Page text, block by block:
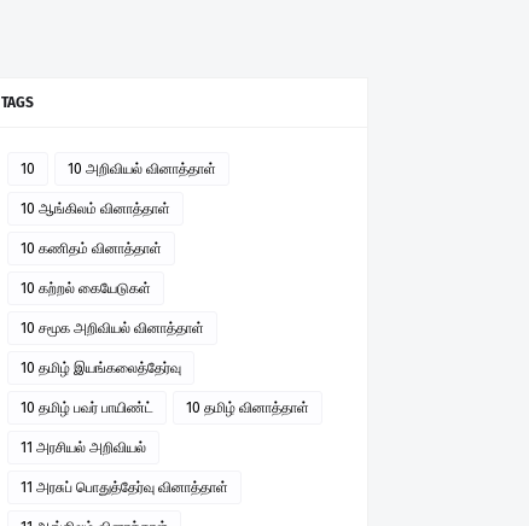
TAGS
10 10 அறிவியல் வினாத்தாள்
10 ஆங்கிலம் வினாத்தாள்
10 கணிதம் வினாத்தாள்
10 கற்றல் கையேடுகள்
10 சமூக அறிவியல் வினாத்தாள்
10 தமிழ் இயங்கலைத்தேர்வு
10 தமிழ் பவர் பாயிண்ட் 10 தமிழ் வினாத்தாள்
11 அரசியல் அறிவியல்
11 அரசுப் பொதுத்தேர்வு வினாத்தாள்